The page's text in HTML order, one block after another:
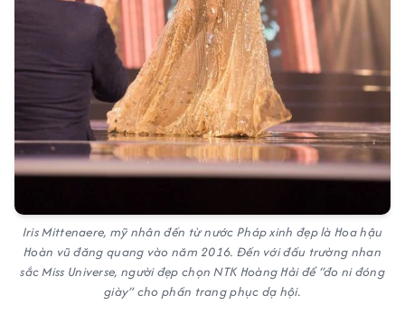
Iris Mittenaere, mỹ nhân đến từ nước Pháp xinh đẹp là Hoa hậu
Hoàn vũ đăng quang vào năm 2016. Đến với đấu trường nhan
sắc Miss Universe, người đẹp chọn NTK Hoàng Hải để “đo ni đóng
giày” cho phần trang phục dạ hội.